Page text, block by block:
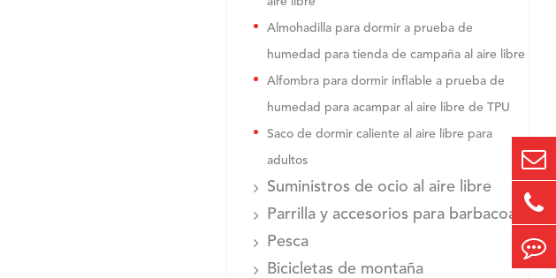
Almohadilla para dormir a prueba de
humedad para tienda de campaña al aire libre
Alfombra para dormir inflable a prueba de
humedad para acampar al aire libre de TPU
Saco de dormir caliente al aire libre para
adultos
Suministros de ocio al aire libre
Parrilla y accesorios para barbacoa
Pesca
Bicicletas de montaña